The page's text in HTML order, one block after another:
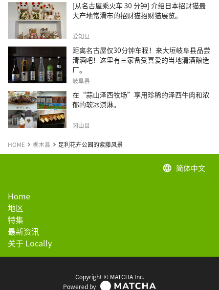
[从名古屋乘火车 30 分钟] 介绍日本招财猫最
大产地常滑市的招财猫招财猫展览。
爱知县
距离名古屋仅30分钟车程！来大垣岐阜县品尝
清酒吧！这里有三家备受喜爱的当地清酒酿造
厂。
岐阜县
在“蒜山泽西牧场”享用珍稀的泽西牛肉和浓
郁的软冰淇淋。
冈山县
HOME 栃木县 足利花卉公园的紫藤风景
language 简体中文
Home
地区
特集
最新资讯
关于 Locally
Copyright © MATCHA Inc.
Powered by